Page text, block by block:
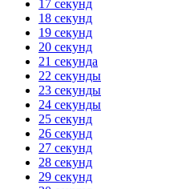
17 секунд
18 секунд
19 секунд
20 секунд
21 секунда
22 секунды
23 секунды
24 секунды
25 секунд
26 секунд
27 секунд
28 секунд
29 секунд